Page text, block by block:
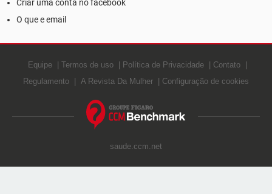
Criar uma conta no facebook
O que e email
Equipe Termos de uso Política de Privacidade
Contato
Regulamento
A Revista Da Mulher Configuração de cookies
saude.ccm.net